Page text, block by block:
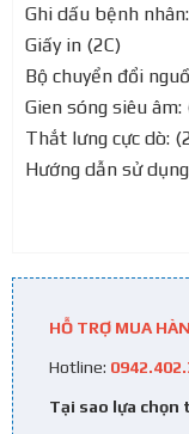
Ghi dấu bệnh
Giấy in (2C)
Bộ chuyển đổi
Gien sóng siêu âm:
Thắt lưng cực dò:
Hướng dẫn sử
HỖ TRỢ MUA
Hotline:
Tại sao lựa chọn